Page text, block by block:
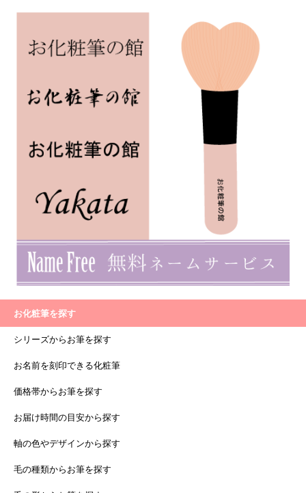
お化粧筆を探す
シリーズからお筆を探す
お名前を刻印できる化粧筆
価格帯からお筆を探す
お届け時間の目安から探す
軸の色やデザインから探す
毛の種類からお筆を探す